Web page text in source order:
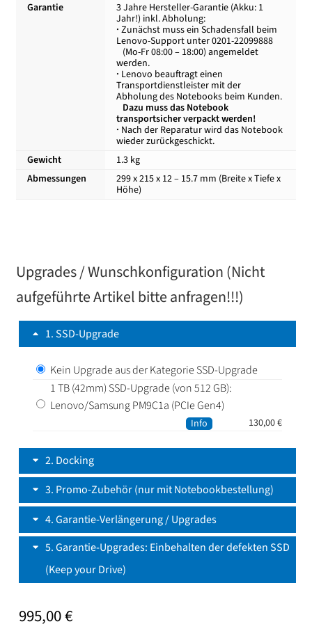
Garantie
3 Jahre Hersteller-Garantie (Akku: 1
Jahr!) inkl. Abholung:
· Zunächst muss ein Schadensfall beim
Lenovo-Support unter 0201-22099888
(Mo-Fr 08:00 – 18:00) angemeldet
werden.
· Lenovo beauftragt einen
Transportdienstleister mit der
Abholung des Notebooks beim Kunden.
Dazu muss das Notebook
transportsicher verpackt werden!
· Nach der Reparatur wird das Notebook
wieder zurückgeschickt.
Gewicht
1.3 kg
Abmessungen
299 x 215 x 12 – 15.7 mm (Breite x Tiefe x
Höhe)
Upgrades / Wunschkonfiguration (Nicht
aufgeführte Artikel bitte anfragen!!!)
1 SSD-Upgrade
Kein Upgrade aus der Kategorie SSD-Upgrade
1 TB (42mm) SSD-Upgrade (von 512 GB):
Lenovo/Samsung PM9C1a (PCIe Gen4)
130,00€
Info
2 Docking
3 Promo-Zubehör (nur mit Notebookbestellung)
4 Garantie-Verlängerung / Upgrades
5 Garantie-Upgrades: Einbehalten der defekten SSD
(Keep your Drive)
995,00€